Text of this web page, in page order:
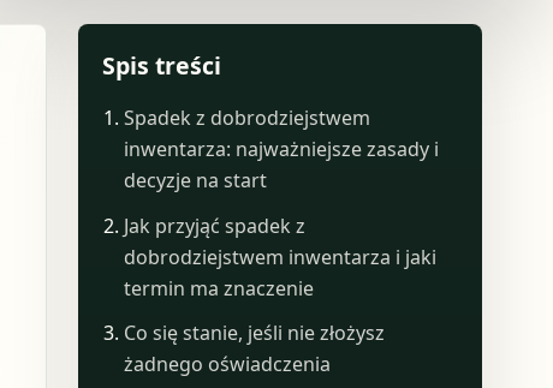
Spis treści
Spadek z dobrodziejstwem
inwentarza: najważniejsze zasady i
decyzje na start
Jak przyjąć spadek z
dobrodziejstwem inwentarza i jaki
termin ma znaczenie
Co się stanie, jeśli nie złożysz
żadnego oświadczenia